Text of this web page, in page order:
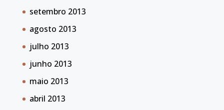
setembro 2013
agosto 2013
julho 2013
junho 2013
maio 2013
abril 2013